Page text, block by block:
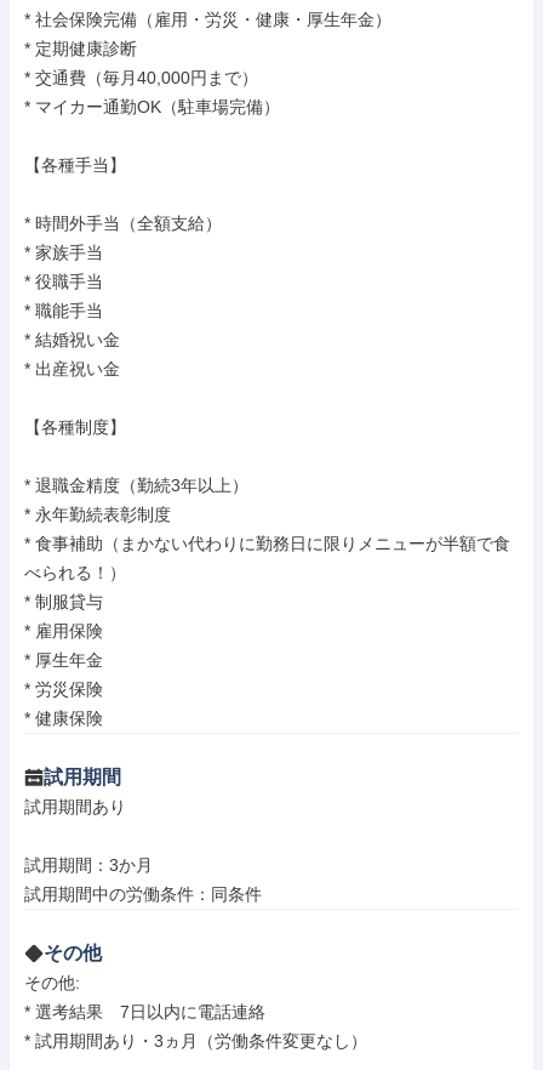
* 社会保険完備（雇用・労災・健康・厚生年金）
* 定期健康診断
* 交通費（毎月40,000円まで）
* マイカー通勤OK（駐車場完備）
【各種手当】
* 時間外手当（全額支給）
* 家族手当
* 役職手当
* 職能手当
* 結婚祝い金
* 出産祝い金
【各種制度】
* 退職金精度（勤続3年以上）
* 永年勤続表彰制度
* 食事補助（まかない代わりに勤務日に限りメニューが半額で食
べられる！）
* 制服貸与
* 雇用保険
* 厚生年金
* 労災保険
* 健康保険
試用期間
試用期間あり
試用期間：3か月
試用期間中の労働条件：同条件
その他
その他:
* 選考結果　7日以内に電話連絡
* 試用期間あり・3ヵ月（労働条件変更なし）